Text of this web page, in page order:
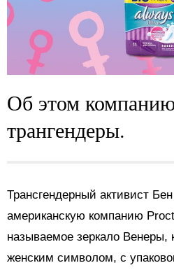
Об этом
трангендеры.
Трансгендерный активист
американскую компанию
называемое зеркало Венеры,
женским символом, с